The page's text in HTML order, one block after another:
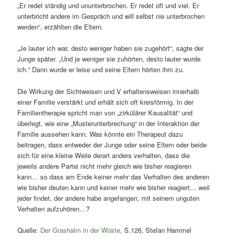
„Er redet ständig und ununterbrochen. Er redet oft und viel. Er
unterbricht andere im Gespräch und will selbst nie unterbrochen
werden“, erzählten die Eltern.
„Je lauter ich war, desto weniger haben sie zugehört“, sagte der
Junge später. „Und je weniger sie zuhörten, desto lauter wurde
ich.“ Dann wurde er leise und seine Eltern hörten ihm zu.
Die Wirkung der Sichtweisen und V erhaltensweisen innerhalb
einer Familie verstärkt und erhält sich oft kreisförmig. In der
Familientherapie spricht man von „zirkülärer Kausalität“ und
überlegt, wie eine „Musterunterbrechung“ in der Interaktion der
Familie aussehen kann. Was könnte ein Therapeut dazu
beitragen, dass entweder der Junge oder seine Eltern oder beide
sich für eine kleine Weile derart anders verhalten, dass die
jeweils andere Partei nicht mehr gleich wie bisher reagieren
kann… so dass am Ende keiner mehr das Verhalten des anderen
wie bisher deuten kann und keiner mehr wie bisher reagiert… weil
jeder findet, der andere habe angefangen, mit seinem unguten
Verhalten aufzuhören…?
Quelle: Der Grashalm in der Wüste, S.126, Stefan Hammel